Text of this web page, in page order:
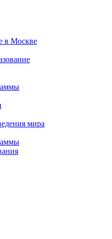
в Москве
мира